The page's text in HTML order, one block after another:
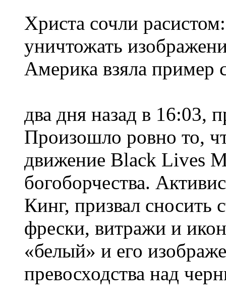
Христа сочли
уничтожать
Америка взяла пример
два дня назад в 16:03,
Произошло ровно то,
движение Black Lives
богоборчества.
Кинг, призвал сносить
фрески, витражи и
«белый» и его
превосходства над